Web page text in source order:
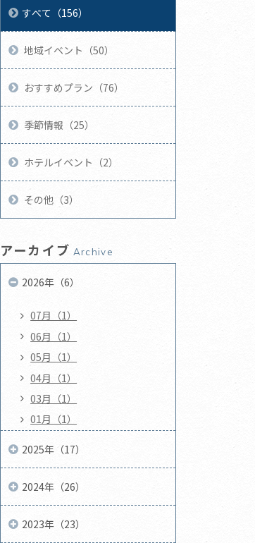
すべて（156）
地域イベント（50）
おすすめプラン（76）
季節情報（25）
ホテルイベント（2）
その他（3）
アーカイブ Archive
2026年（6）
07月（1）
06月（1）
05月（1）
04月（1）
03月（1）
01月（1）
2025年（17）
2024年（26）
2023年（23）